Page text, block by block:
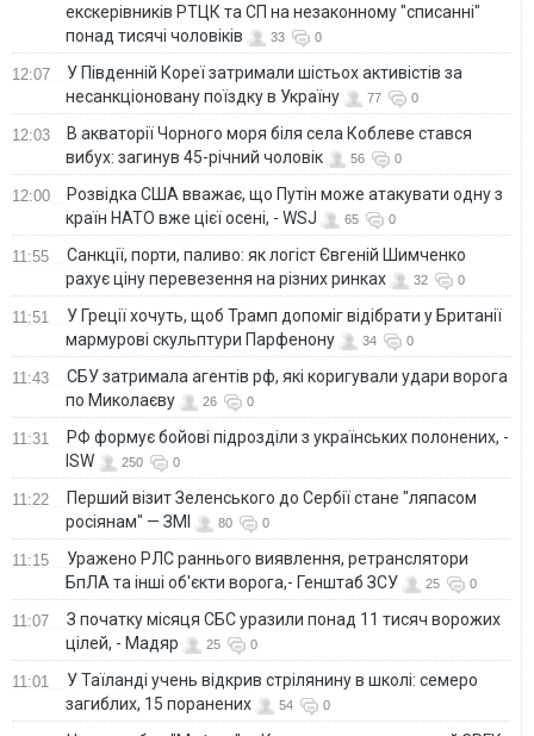
екскерівників РТЦК та СП на незаконному "списанні"
понад тисячі чоловіків
33 0
12:07
У Південній Кореї затримали шістьох активістів за
несанкціоновану поїздку в Україну
77 0
12:03
В акваторії Чорного моря біля села Коблеве стався
вибух: загинув 45-річний чоловік
56 0
12:00
Розвідка США вважає, що Путін може атакувати одну з
країн НАТО вже цієї осені, - WSJ
65 0
11:55
Санкції, порти, паливо: як логіст Євгеній Шимченко
рахує ціну перевезення на різних ринках
32 0
11:51
У Греції хочуть, щоб Трамп допоміг відібрати у Британії
мармурові скульптури Парфенону
34 0
11:43
СБУ затримала агентів рф, які коригували удари ворога
по Миколаєву
26 0
11:31
РФ формує бойові підрозділи з українських полонених, -
ISW
250 0
11:22
Перший візит Зеленського до Сербії стане "ляпасом
росіянам" — ЗМІ
80 0
11:15
Уражено РЛС раннього виявлення, ретранслятори
БпЛА та інші об'єкти ворога,- Генштаб ЗСУ
25 0
11:07
З початку місяця СБС уразили понад 11 тисяч ворожих
цілей, - Мадяр
25 0
11:01
У Таїланді учень відкрив стрілянину в школі: семеро
загиблих, 15 поранених
54 0